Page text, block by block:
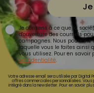
Je consens à ce que la
d'ouverture des courriels
campagnes. Nous pourrons
laquelle vous le faites ainsi
vous utilisez. Pour en savoir
confidentialité.
Votre adresse email sera utilisée par Digital
offres commerciales personnalisées.
intégré dans la newsletter. Pour en savoir